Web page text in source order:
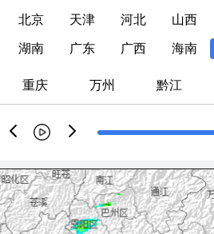
北京 天津 河北 山西
湖南 广东 广西 海南
重庆 万州 黔江